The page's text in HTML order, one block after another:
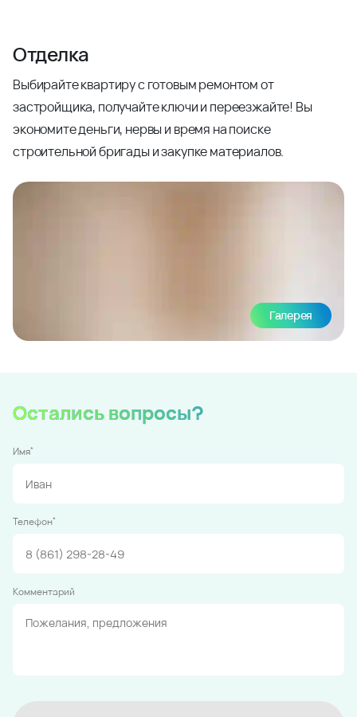
Отделка
Выбирайте квартиру с готовым ремонтом от
застройщика, получайте ключи и переезжайте! Вы
экономите деньги, нервы и время на поиске
строительной бригады и закупке материалов.
Галерея
Остались вопросы?
Имя*
Телефон*
Комментарий